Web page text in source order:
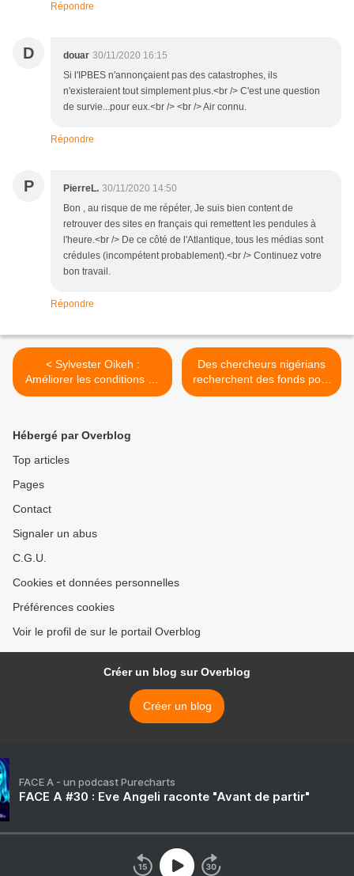
Répondre
D douar 30/11/2020 16:15
Si l'IPBES n'annonçaient pas des catastrophes, ils
n'existeraient tout simplement plus.<br /> C'est une question
de survie...pour eux.<br /> <br /> Air connu.
Répondre
P PierreL. 30/11/2020 14:50
Bon , au risque de me répéter, Je suis bien content de
retrouver des sites en français qui remettent les pendules à
l'heure.<br /> De ce côté de l'Atlantique, tous les médias sont
crédules (incompétent probablement).<br /> Continuez votre
bon travail.
Répondre
< Sylvester Oikeh :
Améliorer les conditions de
vie grâce à des cultures
Des chercheurs nigérians
recherchent des fonds pour
faire passer le vaccin contre
Hébergé par Overblog
Top articles
Pages
Contact
Signaler un abus
C.G.U.
Cookies et données personnelles
Préférences cookies
Voir le profil de sur le portail Overblog
Créer un blog sur Overblog
Créer un blog
FACE A - un podcast Purecharts
FACE A #30 : Eve Angeli raconte "Avant de partir"